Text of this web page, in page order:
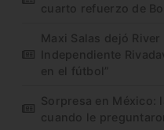
cuarto refuerzo de
Maxi Salas dejó
Independiente
en el fútbol”
Sorpresa en México:
cuando le